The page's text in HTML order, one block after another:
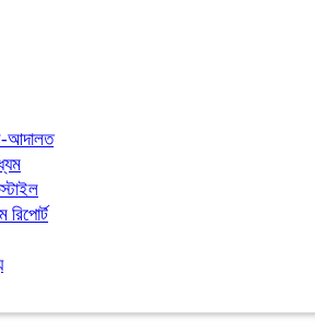
রিপোর্ট